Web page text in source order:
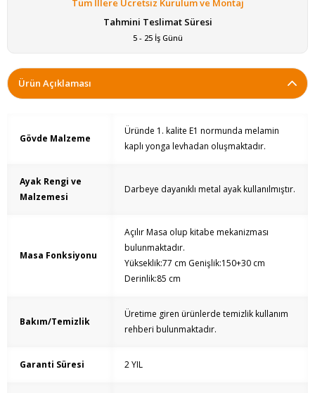
Tüm İllere Ücretsiz Kurulum ve Montaj
Tahmini Teslimat Süresi
5 - 25 İş Günü
Ürün Açıklaması
Gövde Malzeme
Üründe 1. kalite E1 normunda melamin
kaplı yonga levhadan oluşmaktadır.
Ayak Rengi ve
Malzemesi
Darbeye dayanıklı metal ayak kullanılmıştır.
Masa Fonksiyonu
Açılır Masa olup kitabe mekanizması
bulunmaktadır.
Yükseklik:77 cm Genişlik:150+30 cm
Derinlik:85 cm
Bakım/Temizlik
Üretime giren ürünlerde temizlik kullanım
rehberi bulunmaktadır.
Garanti Süresi 2 YIL